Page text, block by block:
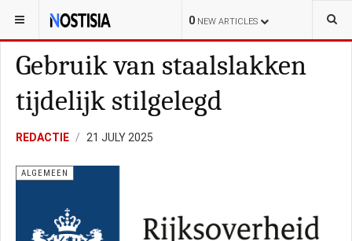
0 NEW ARTICLES
YOU ARE HERE: NEDERLAND
Gebruik van staalslakken
tijdelijk stilgelegd
REDACTIE 21 JULY 2025
ALGEMEEN